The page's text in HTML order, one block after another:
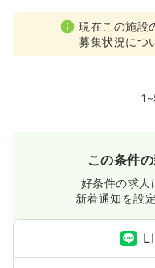
実現に貢献することを目
現在この施設
募集状況につ
この条件
好条件の求人
新着通知を設